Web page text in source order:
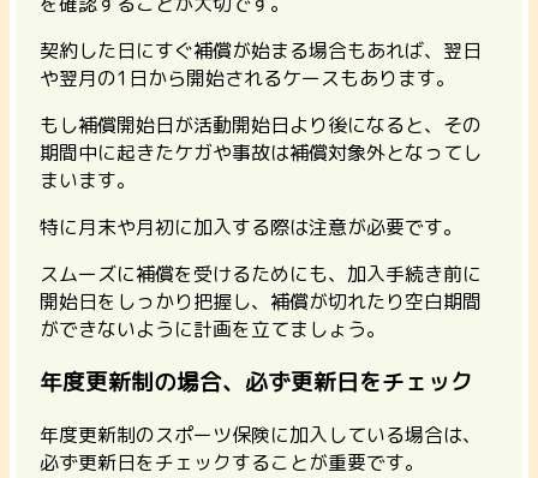
契約した日にすぐ補償が始まる場合もあれば、翌日
や翌月の1日から開始されるケースもあります。
もし補償開始日が活動開始日より後になると、その
期間中に起きたケガや事故は補償対象外となってし
まいます。
特に月末や月初に加入する際は注意が必要です。
スムーズに補償を受けるためにも、加入手続き前に
開始日をしっかり把握し、補償が切れたり空白期間
ができないように計画を立てましょう。
年度更新制の場合、必ず更新日をチェック
年度更新制のスポーツ保険に加入している場合は、
必ず更新日をチェックすることが重要です。